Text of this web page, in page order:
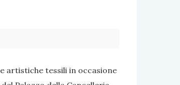
artistiche tessili in occasione